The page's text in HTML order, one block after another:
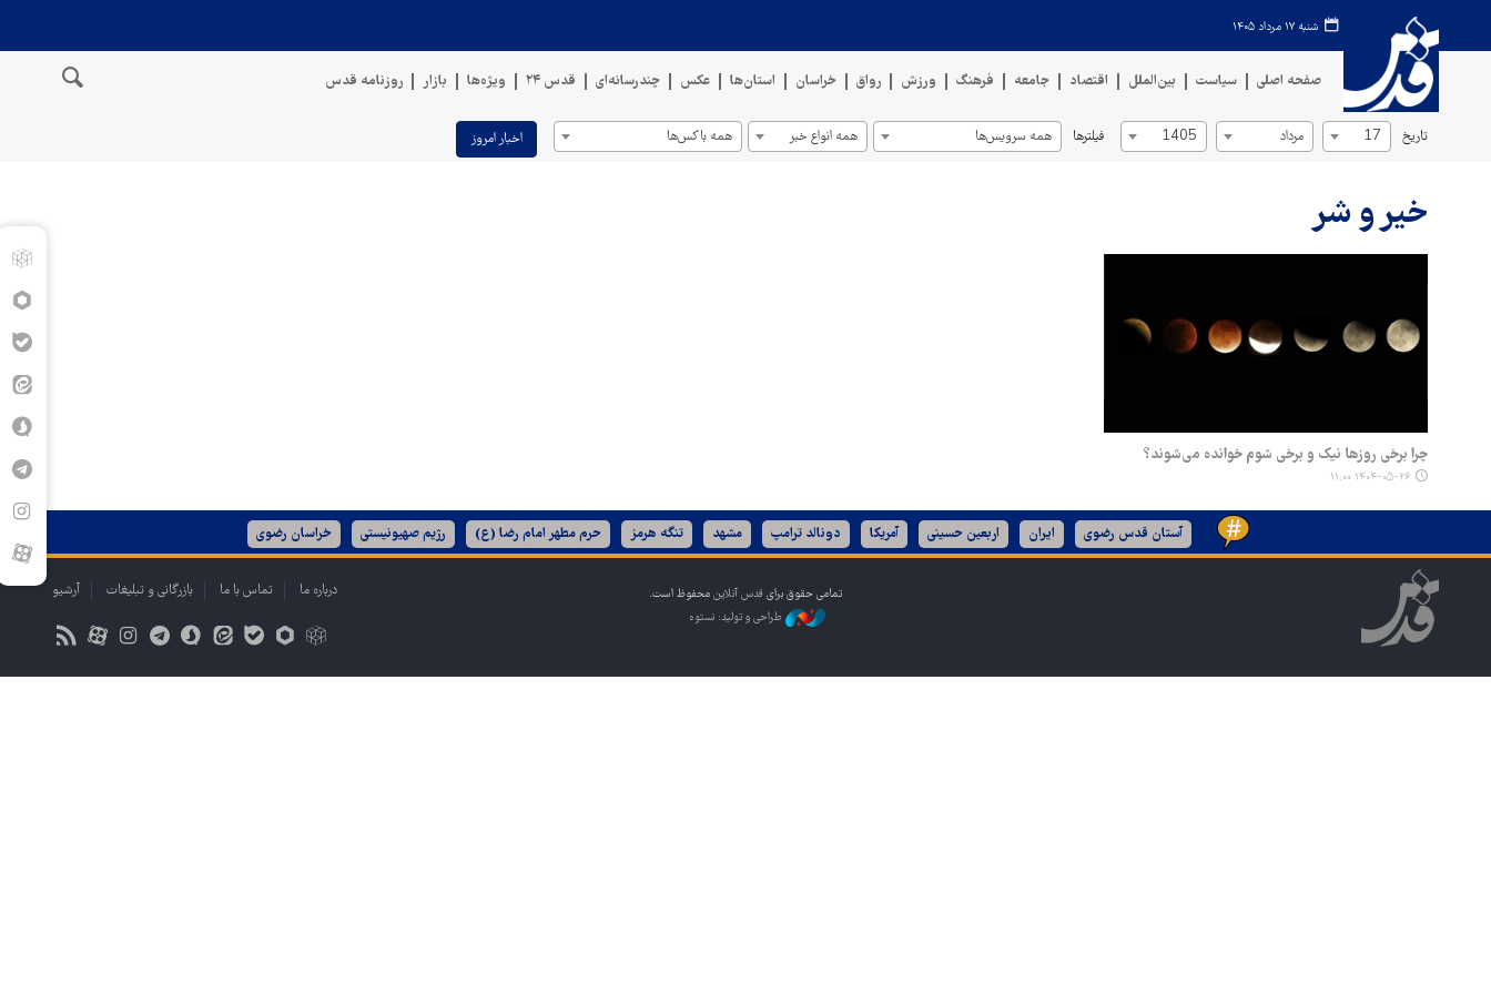
شنبه ۱۷ مرداد ۱۴۰۵
صفحه اصلی سیاست بین‌الملل اقتصاد جامعه فرهنگ ورزش رواق خراسان استان‌ها عکس چندرسانه‌ای قدس ۲۴ ویژه‌ها بازار روزنامه قدس
تاریخ 17 مرداد 1405 فیلترها همه سرویس‌ها همه انواع خبر همه باکس‌ها اخبار امروز
خیر و شر
چرا برخی روزها نیک و برخی شوم خوانده می‌شوند؟
۱۴۰۴-۰۵-۲۶ ۱۱:۰۰
آستان قدس رضوی ایران اربعین حسینی آمریکا دونالد ترامپ مشهد تنگه هرمز حرم مطهر امام رضا (ع) رژیم صهیونیستی خراسان رضوی
تمامی حقوق برای قدس آنلاین محفوظ است.
طراحی و تولید: نستوه
درباره ما تماس با ما بازرگانی و تبلیغات آرشیو